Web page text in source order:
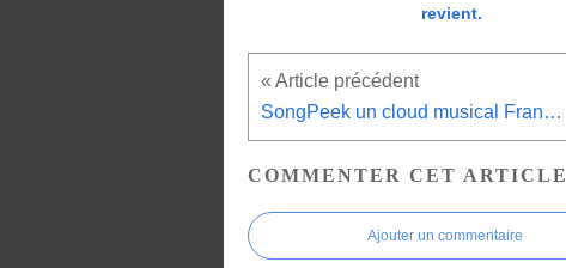
revient.
SongPeek un cloud musical Français, gratuit et sans pub.
COMMENTER CET ARTICLE
Ajouter un commentaire